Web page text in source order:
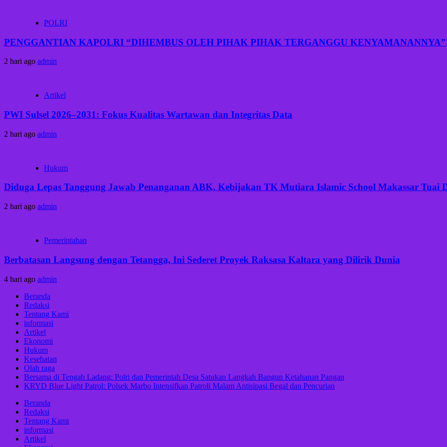
POLRI
PENGGANTIAN KAPOLRI “DIHEMBUS OLEH PIHAK PIHAK TERGANGGU KENYAMANANNYA”
2 hari ago admin
Artikel
PWI Sulsel 2026–2031: Fokus Kualitas Wartawan dan Integritas Data
2 hari ago admin
Hukum
Diduga Lepas Tanggung Jawab Penanganan ABK, Kebijakan TK Mutiara Islamic School Makassar Tuai
2 hari ago admin
Pemerintahan
Berbatasan Langsung dengan Tetangga, Ini Sederet Proyek Raksasa Kaltara yang Dilirik Dunia
4 hari ago admin
Beranda
Redaksi
Tentang Kami
informasi
Artikel
Ekonomi
Hukum
Kesehatan
Olah raga
Bersama di Tengah Ladang: Polri dan Pemerintah Desa Satukan Langkah Bangun Ketahanan Pangan
KRYD Blue Light Patrol: Polsek Marbo Intensifkan Patroli Malam Antisipasi Begal dan Pencurian
Beranda
Redaksi
Tentang Kami
informasi
Artikel